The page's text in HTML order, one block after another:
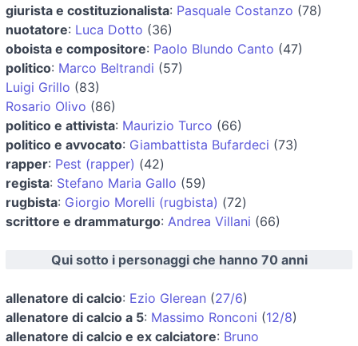
giurista e costituzionalista: Pasquale Costanzo (78)
nuotatore: Luca Dotto (36)
oboista e compositore: Paolo Blundo Canto (47)
politico: Marco Beltrandi (57)
Luigi Grillo (83)
Rosario Olivo (86)
politico e attivista: Maurizio Turco (66)
politico e avvocato: Giambattista Bufardeci (73)
rapper: Pest (rapper) (42)
regista: Stefano Maria Gallo (59)
rugbista: Giorgio Morelli (rugbista) (72)
scrittore e drammaturgo: Andrea Villani (66)
Qui sotto i personaggi che hanno 70 anni
allenatore di calcio: Ezio Glerean (27/6)
allenatore di calcio a 5: Massimo Ronconi (12/8)
allenatore di calcio e ex calciatore: Bruno